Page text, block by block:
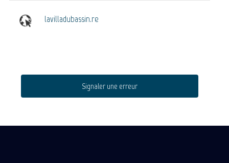
lavilladubassin.re
Signaler une erreur